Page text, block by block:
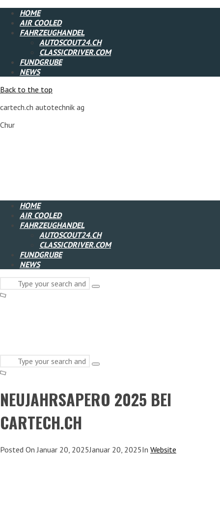
HOME
AIR COOLED
FAHRZEUGHANDEL
AUTOSCOUT24.CH
CLASSICDRIVER.COM
FUNDGRUBE
NEWS
Back to the top
cartech.ch autotechnik ag
Chur
HOME
AIR COOLED
FAHRZEUGHANDEL
AUTOSCOUT24.CH
CLASSICDRIVER.COM
FUNDGRUBE
NEWS
Search
for:
Type
Search
for:
Type
enter
NEUJAHRSAPERO 2025 BEI
CARTECH.CH
Posted On Januar 20, 2025Januar 20, 2025In Website